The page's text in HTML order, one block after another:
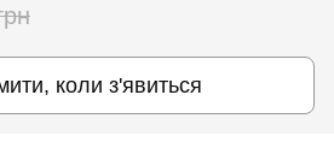
коли з'явиться